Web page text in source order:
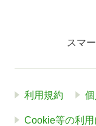
スマ
利用規約
Cookie等の利